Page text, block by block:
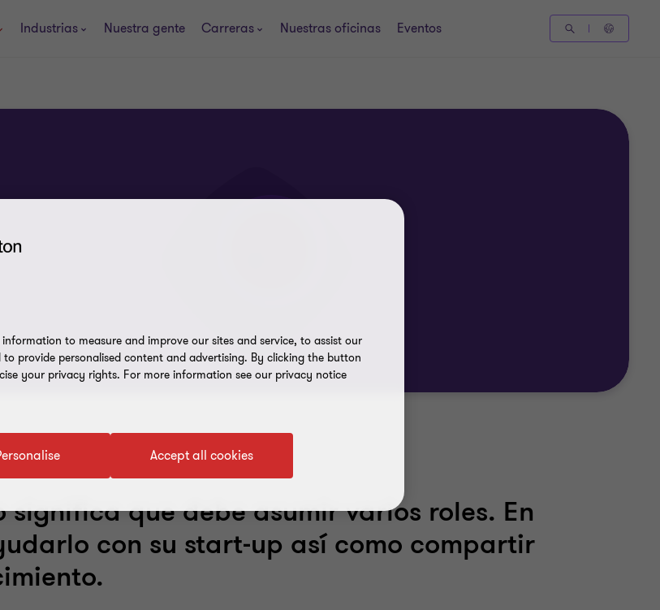
Industrias Nuestra gente Carreras Nuestras oficinas Eventos
que debe asumir varios roles. En
con su start-up así como compartir
to measure and improve our sites and service, to assist our
provide personalised content and advertising. By clicking the button
your privacy rights. For more information see our privacy notice
Accept all cookies